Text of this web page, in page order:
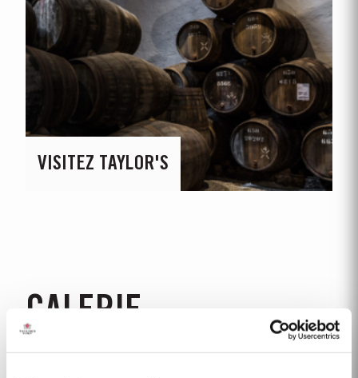
VISITEZ TAYLOR'S
GALERIE